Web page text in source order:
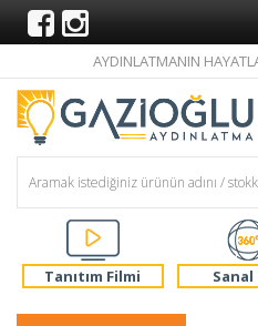
AYDINLATMANIN
Tanıtım Filmi